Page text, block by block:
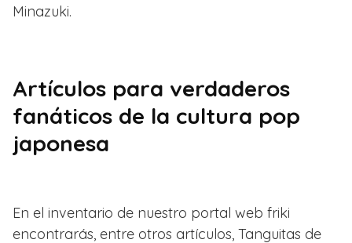
Minazuki.
Artículos para verdaderos
fanáticos de la cultura pop
japonesa
En el inventario de nuestro portal web friki
encontrarás, entre otros artículos, Tanguitas de